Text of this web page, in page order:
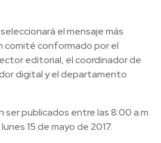
el mensaje más
comité conformado por el
editorial, el coordinador de
digital y el departamento
ser publicados entre las 8:00 a.m.
15 de mayo de 2017.